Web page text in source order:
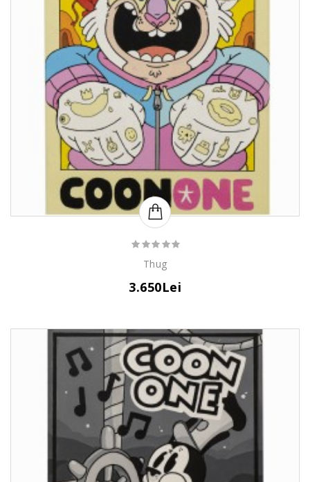
Thug
3.650Lei